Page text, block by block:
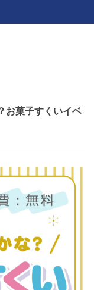
お菓子すくいイベ